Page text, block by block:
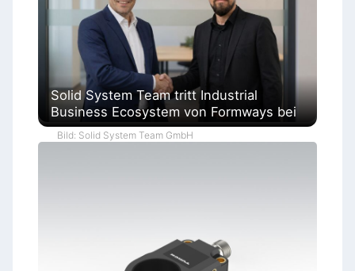
Solid System Team tritt Industrial
Business Ecosystem von Formways bei
Bild: Solid System Team GmbH